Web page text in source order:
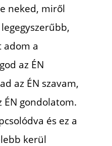
neked, miről
adom a
az ÉN
az ÉN szavam,
ÉN gondolatom.
és ez a
kerül